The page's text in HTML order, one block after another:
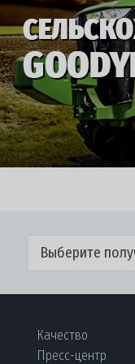
Выберите
Качество
Пресс-центр